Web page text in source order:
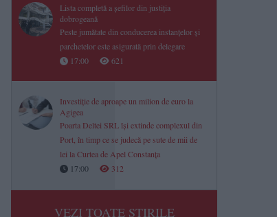
Lista completă a șefilor din justiția
dobrogeană
Peste jumătate din conducerea instanțelor și
parchetelor este asigurată prin delegare
17:00
621
Investiție de aproape un milion de euro la
Agigea
Poarta Deltei SRL își extinde complexul din
Port, în timp ce se judecă pe sute de mii de
lei la Curtea de Apel Constanța
17:00
312
VEZI TOATE STIRILE